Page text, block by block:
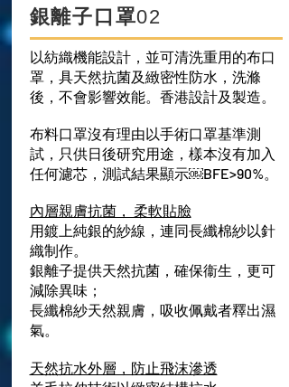
銀離子口罩02
以紡織機能設計，並可清洗重用的布口
罩，具天然抗菌及緻密性防水，洗滌
後，不會影響效能。香港設計及製造。
布料口罩沒有理由以手術口罩基準測
試，只供日後研究用途，樣本沒有加入
任何濾芯，測試結果顯示￼BFE>90%。
內層親膚抗菌， 柔軟貼臉
用鍍上純銀的紗線，連同長纖棉紗以針
織制作。
銀離子提供天然抗菌，確保衞生，更可
減除異味；
長纖棉紗天然親膚，吸收佩戴者釋出濕
氣。
天然抗水外層，防止飛沫滲透